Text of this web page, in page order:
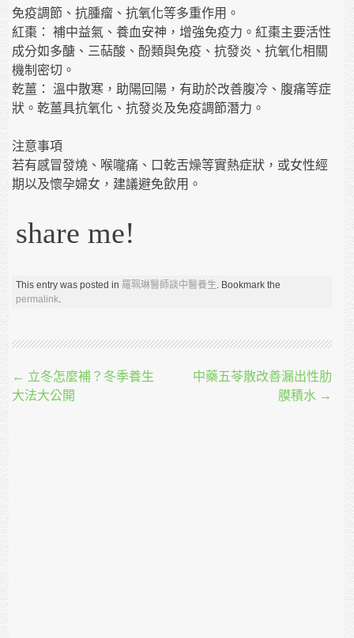
免疫調節、抗腫瘤、抗氧化等多重作用。
紅棗： 補中益氣、養血安神，增強免疫力。紅棗主要活性
成分如多醣、三萜酸、酚類與免疫、抗發炎、抗氧化相關
機制密切。
乾薑： 溫中散寒，助陽回陽，有助於改善腹冷、腹痛等症
狀。乾薑具抗氧化、抗發炎及免疫調節潛力。
注意事項
若有感冒發燒、喉嚨痛、口乾舌燥等實熱症狀，或女性經
期以及懷孕婦女，建議避免飲用。
share me!
This entry was posted in 羅珮琳醫師談中醫養生. Bookmark the
permalink.
Post navigation
← 立冬怎麼補？冬季養生
大法大公開
中藥五苓散改善漏出性肋
膜積水 →